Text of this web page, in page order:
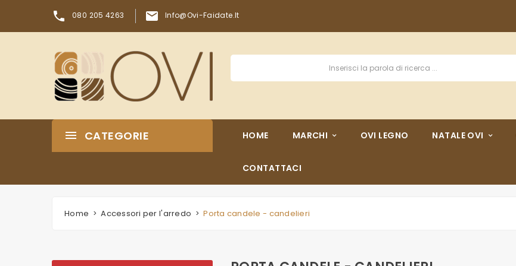
 080 205 4263  Info@ovi-Faidate.it
CATEGORIE HOME MARCHI OVI LEGNO NATALE OVI
CONTATTACI
Home Accessori per l'arredo Porta candele - candelieri